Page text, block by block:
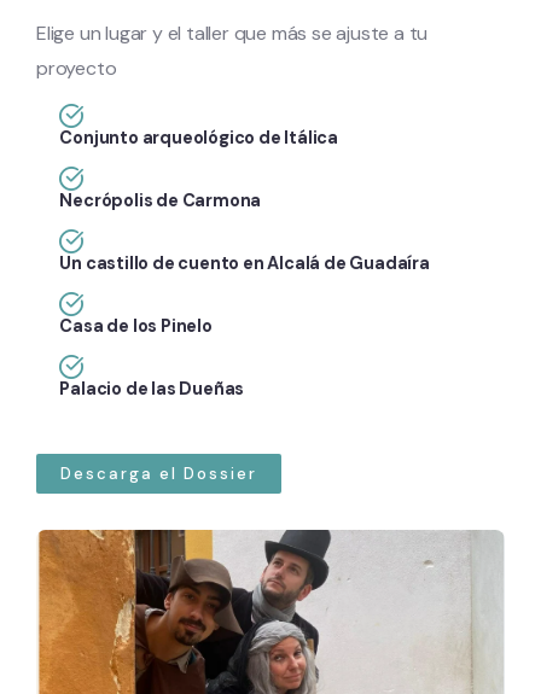
Elige un lugar y el taller que más se ajuste a tu
proyecto
Conjunto arqueológico de Itálica
Necrópolis de Carmona
Un castillo de cuento en Alcalá de Guadaíra
Casa de los Pinelo
Palacio de las Dueñas
Descarga el Dossier